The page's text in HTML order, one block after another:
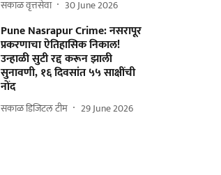
सकाळ वृत्तसेवा 30 June 2026
Pune Nasrapur Crime: नसरापूर
प्रकरणाचा ऐतिहासिक निकाल!
उन्हाळी सुटी रद्द करून झाली
सुनावणी, १६ दिवसांत ५५ साक्षींची
नोंद
सकाळ डिजिटल टीम 29 June 2026